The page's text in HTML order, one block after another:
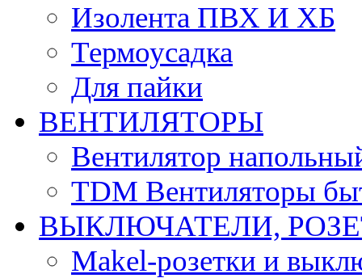
Изолента ПВХ И ХБ
Термоусадка
Для пайки
ВЕНТИЛЯТОРЫ
Вентилятор
TDM Вентиляторы
ВЫКЛЮЧАТЕЛИ,
Makel-розетки и